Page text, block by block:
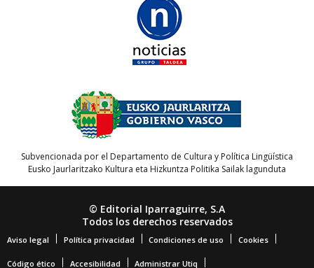
Subvencionada por el Departamento de Cultura y Política Lingüística
Eusko Jaurlaritzako Kultura eta Hizkuntza Politika Sailak lagunduta
© Editorial Iparraguirre, S.A
Todos los derechos reservados
Aviso legal Política privacidad Condiciones de uso Cookies
Código ético Accesibilidad Administrar Utiq